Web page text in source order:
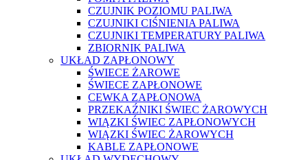
CZUJNIK POZIOMU PALIWA
CZUJNIKI CIŚNIENIA PALIWA
CZUJNIKI TEMPERATURY PALIWA
ZBIORNIK PALIWA
UKŁAD ZAPŁONOWY
ŚWIECE ŻAROWE
ŚWIECE ZAPŁONOWE
CEWKA ZAPŁONOWA
PRZEKAŹNIKI ŚWIEC ŻAROWYCH
WIĄZKI ŚWIEC ZAPŁONOWYCH
WIĄZKI ŚWIEC ŻAROWYCH
KABLE ZAPŁONOWE